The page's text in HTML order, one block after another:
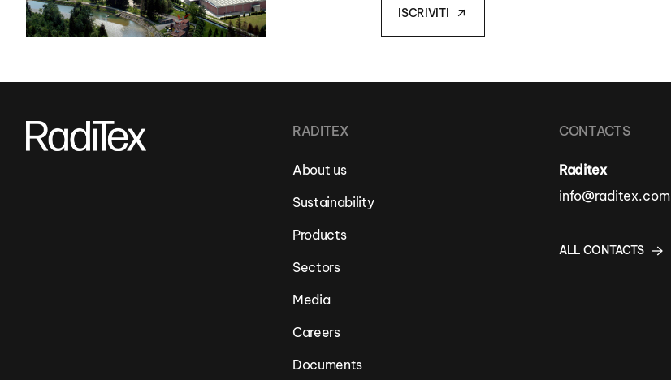
ISCRIVITI
RADITEX
About us
Sustainability
Products
Sectors
Media
Careers
Documents
CONTACTS
Raditex
info@raditex.com
ALL CONTACTS